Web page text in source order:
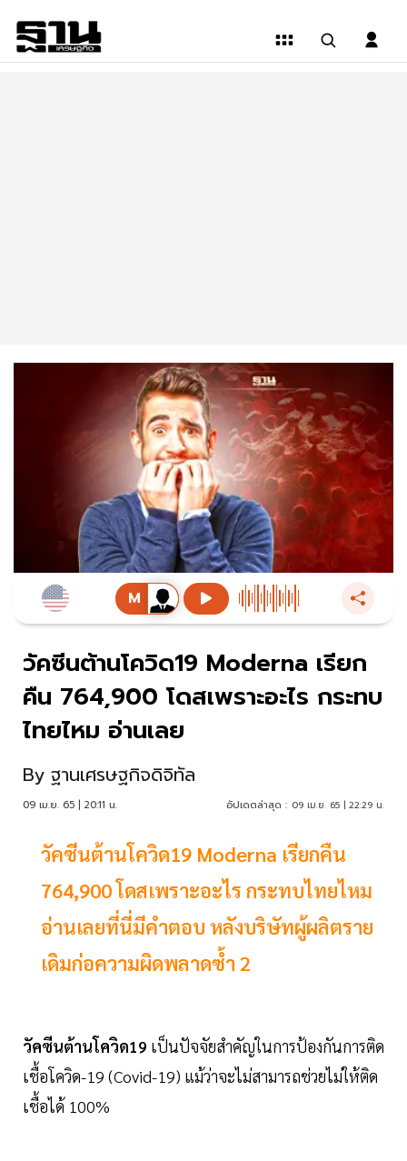
วัคซีนต้านโควิด19 Moderna เรียก
คืน 764,900 โดสเพราะอะไร กระทบ
ไทยไหม อ่านเลย
By ฐานเศรษฐกิจดิจิทัล
09 เม.ย. 65 | 20:11 น. อัปเดตล่าสุด : 09 เม.ย. 65 | 22:29 น.
วัคซีนต้านโควิด19 Moderna เรียกคืน
764,900 โดสเพราะอะไร กระทบไทยไหม
อ่านเลยที่นี่มีคำตอบ หลังบริษัทผู้ผลิตราย
เดิมก่อความผิดพลาดซ้ำ 2
วัคซีนต้านโควิด19 เป็นปัจจัยสำคัญในการป้องกันการติด
เชื้อโควิด-19 (Covid-19) แม้ว่าจะไม่สามารถช่วยไม่ให้ติด
เชื้อได้ 100%